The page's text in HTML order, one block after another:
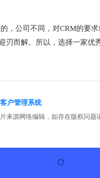
，公司不同，对CRM的要
刃而解。所以，选择一家优
户管理系统
来源网络编辑，如存在版权问